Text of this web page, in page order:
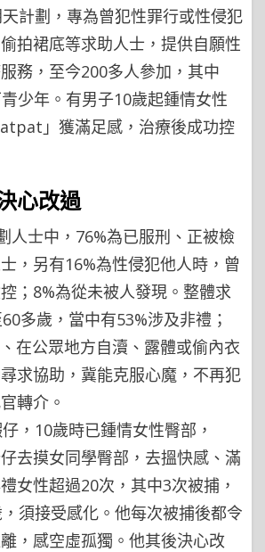
計劃，專為曾犯性罪行或性侵犯
拍裙底等求助人士，提供自願性
務，至今200多人參加，其中
少年。有男子10歲起鍾情女性
」獲滿足感，治療後成功控
心改過
人士中，76%為已服刑、正被檢
，另有16%為性侵犯他人時，曾
；8%為從未被人發現。整體求
多歲，當中有53%涉及非禮；
在公眾地方自瀆、露體或偷內衣
求協助，冀能克服心魔，不再犯
轉介。
，10歲時已鍾情女性臀部，
仔去摸女同學臀部，去搵快感、滿
女性超過20次，其中3次被捕，
須接受感化。他每次被捕後都令
，感空虛孤獨。他其後決心改